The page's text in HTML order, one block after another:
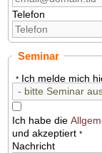
Telefon
Seminar
* Ich melde mich
Ich habe die
und akzeptiert *
Nachricht